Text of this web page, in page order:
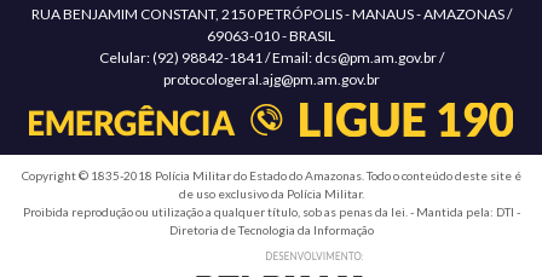
RUA BENJAMIM CONSTANT, 2150 PETRÓPOLIS - MANAUS - AMAZONAS /
69063-010 - BRASIL
Celular: (92) 98842-1841 / Email: dcs@pm.am.gov.br /
protocologeral.ajg@pm.am.gov.br
Copyright © 1835-2018 Polícia Militar do Estado do Amazonas. Todo o conteúdo deste site é
de uso exclusivo da Polícia Militar.
Proibida reprodução ou utilização a qualquer título, sob as penas da lei. - Mantida pela: DTI -
Diretoria de Tecnologia da Informação